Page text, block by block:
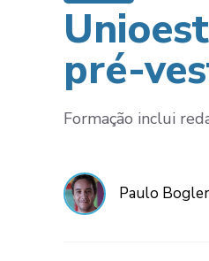
pré-
Formação inclui
Paulo Bogler